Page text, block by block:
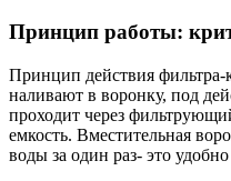
Принцип работы:
Принцип действия
наливают в воронку, под
проходит через
емкость. Вместительная
воды за один раз- это